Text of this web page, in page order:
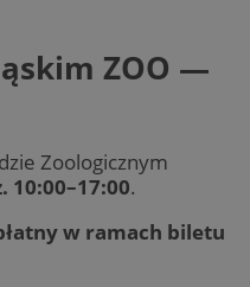
ZOO —
Zoologicznym
10:00–17:00.
w ramach biletu